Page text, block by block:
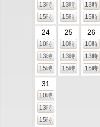
13時
15時
13時
15時
13時
15時
24
10時
13時
15時
25
10時
13時
15時
26
10時
13時
15時
31
10時
13時
15時